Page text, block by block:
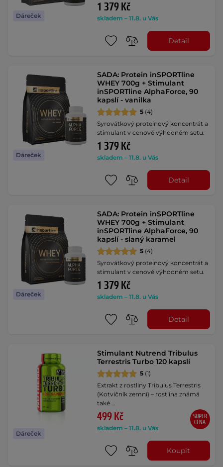
Dáreček
1 379 Kč
skladem – 11.8. u Vás
Detail
Dáreček
SADA: Protein inSPORTline
WHEY 700g + Stimulant
inSPORTline AlphaForce, 90
kapslí - vanilka
5 (4)
Syrovátkový proteinový koncentrát a
stimulant v cenově výhodném setu.
1 379 Kč
skladem – 11.8. u Vás
Detail
Dáreček
SADA: Protein inSPORTline
WHEY 700g + Stimulant
inSPORTline AlphaForce, 90
kapslí - slaný karamel
5 (4)
Syrovátkový proteinový koncentrát a
stimulant v cenově výhodném setu.
1 379 Kč
skladem – 11.8. u Vás
Detail
Dáreček
Stimulant Nutrend Tribulus
Terrestris Turbo 120 kapslí
5 (1)
Extrakt z rostliny Tribulus Terrestris
(Kotvičník zemní) – rostlina známá
také …
499 Kč
skladem – 11.8. u Vás
SUPER
CENA
Koupit